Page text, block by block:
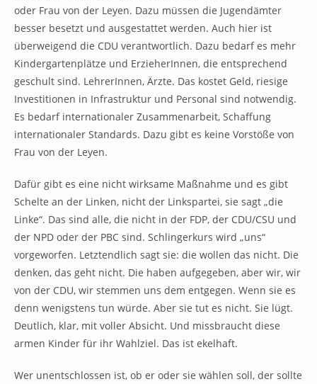
oder Frau von der Leyen. Dazu müssen die Jugendämter
besser besetzt und ausgestattet werden. Auch hier ist
überweigend die CDU verantwortlich. Dazu bedarf es mehr
Kindergartenplätze und ErzieherInnen, die entsprechend
geschult sind. LehrerInnen, Ärzte. Das kostet Geld, riesige
Investitionen in Infrastruktur und Personal sind notwendig.
Es bedarf internationaler Zusammenarbeit, Schaffung
internationaler Standards. Dazu gibt es keine Vorstöße von
Frau von der Leyen.
Dafür gibt es eine nicht wirksame Maßnahme und es gibt
Schelte an der Linken, nicht der Linkspartei, sie sagt „die
Linke“. Das sind alle, die nicht in der FDP, der CDU/CSU und
der NPD oder der PBC sind. Schlingerkurs wird „uns“
vorgeworfen. Letztendlich sagt sie: die wollen das nicht. Die
denken, das geht nicht. Die haben aufgegeben, aber wir, wir
von der CDU, wir stemmen uns dem entgegen. Wenn sie es
denn wenigstens tun würde. Aber sie tut es nicht. Sie lügt.
Deutlich, klar, mit voller Absicht. Und missbraucht diese
armen Kinder für ihr Wahlziel. Das ist ekelhaft.
Wer unentschlossen ist, ob er oder sie wählen soll, der sollte